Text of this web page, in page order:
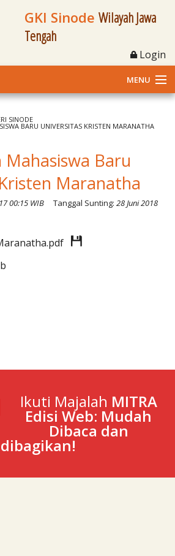
GKI Sinode Wilayah Jawa
Tengah
Login
MENU
SINODE
BARU UNIVERSITAS KRISTEN MARANATHA
Mahasiswa Baru
Maranatha
00:15 WIB Tanggal Sunting: 28 Juni 2018
Ikuti Majalah MITRA
Edisi Web: Mudah
Dibaca dan
dibagikan!